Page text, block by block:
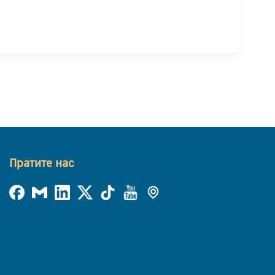
Пратите нас